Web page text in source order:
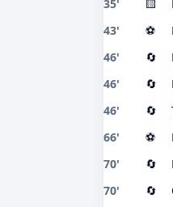
35' 🟨
43' ⚽
46' 🔄
46' 🔄
46' 🔄
66' ⚽
70' 🔄
70' 🔄